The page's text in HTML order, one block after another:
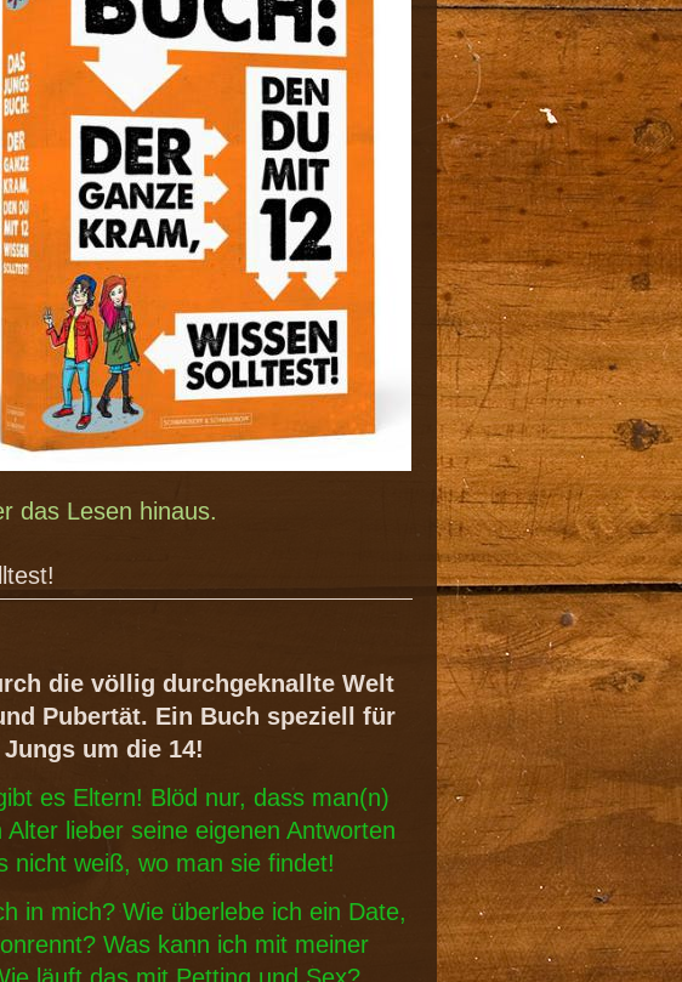
das Lesen hinaus.
die völlig durchgeknallte Welt
Pubertät. Ein Buch speziell für
Jungs um die 14!
es Eltern! Blöd nur, dass man(n)
lieber seine eigenen Antworten
nicht weiß, wo man sie findet!
in mich? Wie überlebe ich ein Date,
Was kann ich mit meiner